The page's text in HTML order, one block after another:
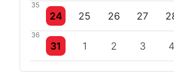
35
24
Un évènement
25 26 27
36
31
Un évènement
1 2 3 4